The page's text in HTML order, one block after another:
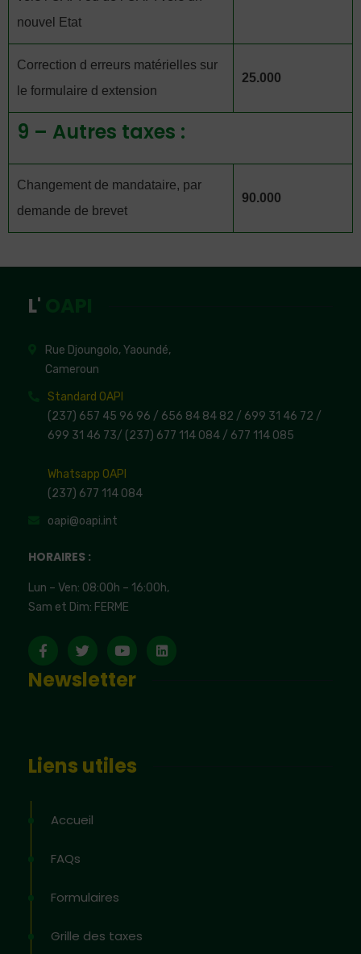
nouvel Etat
Correction d erreurs matérielles sur
le formulaire d extension
25.000
9 – Autres taxes :
Changement de mandataire, par
demande de brevet
90.000
L'
Rue Djoungolo, Yaoundé,
Cameroun
Standard OAPI
(237) 657 45 96 96 / 656 84 84 82 / 699 31 46 72 /
699 31 46 73/ (237) 677 114 084 / 677 114 085
Whatsapp OAPI
(237) 677 114 084
oapi@oapi.int
HORAIRES :
Lun – Ven: 08:00h – 16:00h,
Sam et Dim: FERME
Newsletter
Liens utiles
Accueil
FAQs
Formulaires
Grille des taxes